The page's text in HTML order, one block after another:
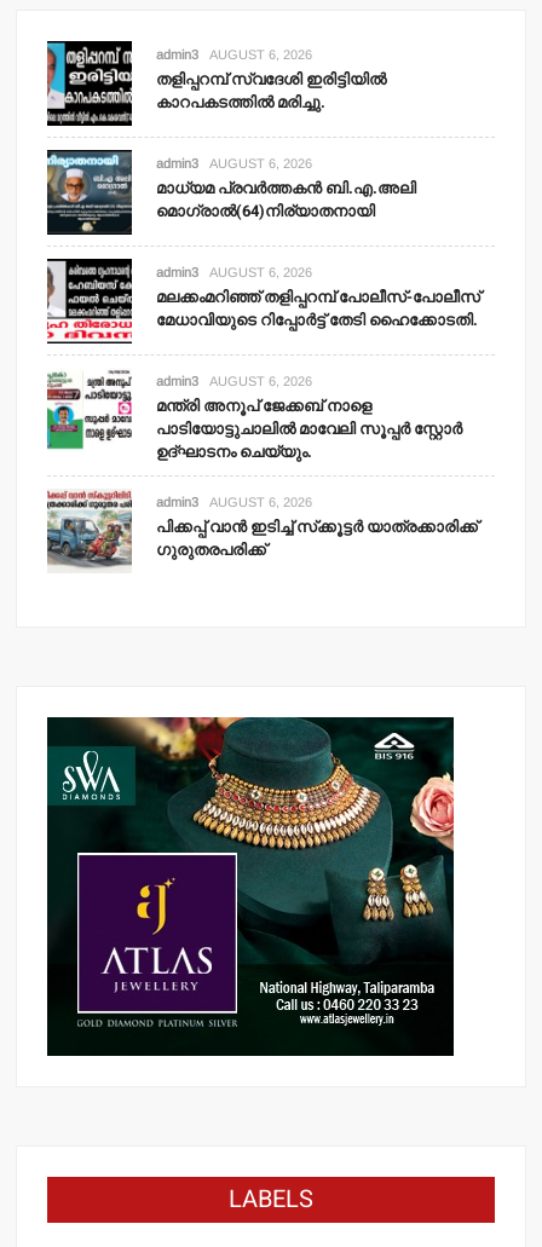
admin3 AUGUST 6, 2026
തളിപ്പറമ്പ് സ്വദേശി ഇരിട്ടിയില്‍
കാറപകടത്തില്‍ മരിച്ചു.
admin3 AUGUST 6, 2026
മാധ്യമ പ്രവര്‍ത്തകന്‍ ബി.എ.അലി
മൊഗ്രാല്‍(64)നിര്യാതനായി
admin3 AUGUST 6, 2026
മലക്കംമറിഞ്ഞ് തളിപ്പറമ്പ് പോലീസ്-പോലീസ്
മേധാവിയുടെ റിപ്പോര്‍ട്ട് തേടി ഹൈക്കോടതി.
admin3 AUGUST 6, 2026
മന്ത്രി അനൂപ് ജേക്കബ് നാളെ
പാടിയോട്ടുചാലില്‍ മാവേലി സൂപ്പര്‍ സ്റ്റോര്‍
ഉദ്ഘാടനം ചെയ്യും.
admin3 AUGUST 6, 2026
പിക്കപ്പ് വാന്‍ ഇടിച്ച് സ്‌ക്കൂട്ടര്‍ യാത്രക്കാരിക്ക്
ഗുരുതരപരിക്ക്
LABELS